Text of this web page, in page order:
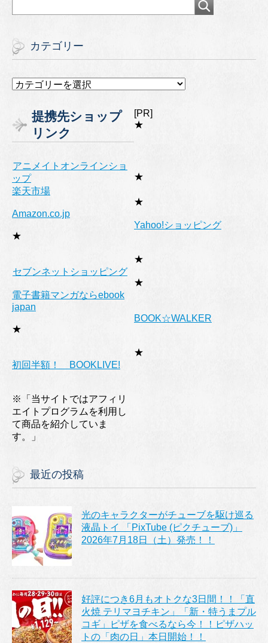
カテゴリー
カ
リ
ー
提携先ショップ
リンク
[PR]
★
アニメイトオンラインショ
ップ
★
楽天市場
★
Amazon.co.jp
★
Yahoo!ショッピング
★
セブンネットショッピング
★
電子書籍マンガならebook
japan
★
BOOK☆WALKER
★
初回半額！ BOOKLIVE!
※「当サイトではアフィリ
エイトプログラムを利用し
て商品を紹介していま
す。」
最近の投稿
光のキャラクターがチューブを駆け巡る
液晶トイ 「PixTube (ピクチューブ)」
2026年7月18日（土）発売！！
好評につき6月もオトクな3日間！！「直
火焼 テリマヨチキン」「新・特うまプル
コギ」ピザを食べるなら今！！ピザハッ
トの「肉の日」本日開始！！